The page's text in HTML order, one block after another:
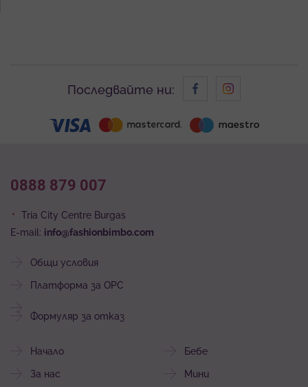
Последвайте ни:
0888 879 007
Tria City Centre Burgas
E-mail: info@fashionbimbo.com
Бебе
Мини
Начало
За нас
Общи условия
Платформа за ОРС
Формуляр за отказ